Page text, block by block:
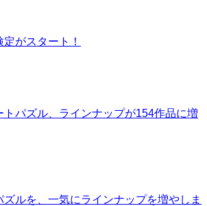
がスタート！
トパズル、ラインナップが154作品に増
ズルを、一気にラインナップを増やしま